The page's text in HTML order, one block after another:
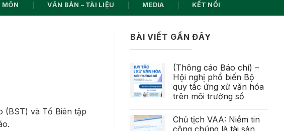
MÔN VĂN BẢN – TÀI LIỆU MEDIA KẾT NỐI
(BST) và Tổ Biên tập
BÀI VIẾT GẦN ĐÂY
(Thông cáo Báo chí) –
Hội nghị phổ biến Bộ
quy tắc ứng xử văn hóa
trên môi trường số
Chủ tịch VAA: Niềm tin
công chúng là tài sản